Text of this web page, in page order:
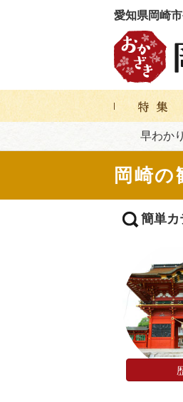
愛知県岡崎
早わか
岡崎の
簡単カ